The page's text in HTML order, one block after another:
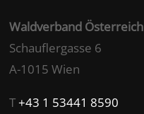
Waldverband Österreich
Schauflergasse 6
A-1015 Wien
T+43 1 53441 8590